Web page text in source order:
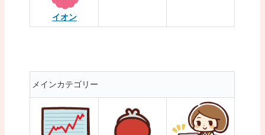
イオン
メインカテゴリー